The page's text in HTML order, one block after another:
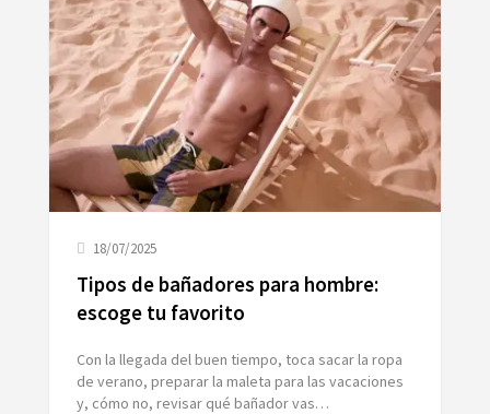
18/07/2025
Tipos de bañadores para hombre:
escoge tu favorito
Con la llegada del buen tiempo, toca sacar la ropa
de verano, preparar la maleta para las vacaciones
y, cómo no, revisar qué bañador vas…